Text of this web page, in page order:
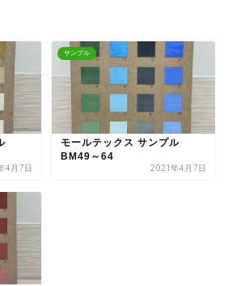
4月7日
サンプル
モールテックス サンプル
BM49～64
2021年4月7日